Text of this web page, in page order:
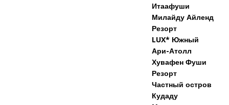
Итаафуши
Милайду Айленд
Резорт
LUX* Южный
Ари-Атолл
Хувафен Фуши
Резорт
Частный остров
Кудаду